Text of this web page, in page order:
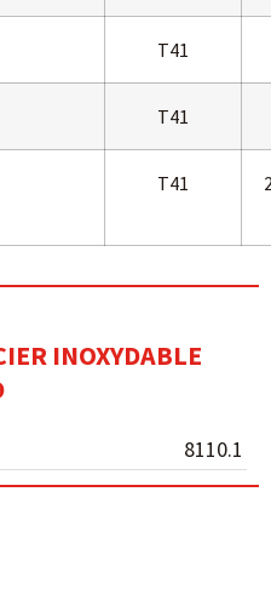
T41
T41
T41
INOXYDABLE
8110.1